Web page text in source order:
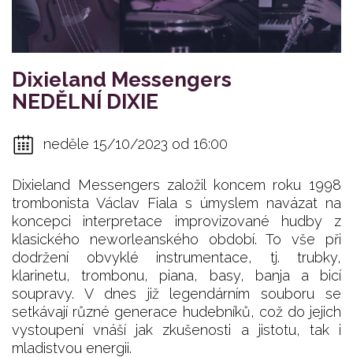
Dixieland Messengers
NEDĚLNÍ DIXIE
neděle 15/10/2023 od 16:00
Dixieland Messengers založil koncem roku 1998
trombonista Václav Fiala s úmyslem navázat na
koncepci interpretace improvizované hudby z
klasického neworleanského období. To vše při
dodržení obvyklé instrumentace, tj. trubky,
klarinetu, trombonu, piana, basy, banja a bicí
soupravy. V dnes již legendárním souboru se
setkávají různé generace hudebníků, což do jejich
vystoupení vnáší jak zkušenosti a jistotu, tak i
mladistvou energii.